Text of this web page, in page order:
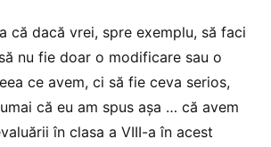
că dacă vrei, spre exemplu, să faci
nu fie doar o modificare sau o
ce avem, ci să fie ceva serios,
că eu am spus așa … că avem
în clasa a VIII-a în acest